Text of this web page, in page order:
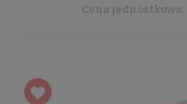
Cena jednostkowa: